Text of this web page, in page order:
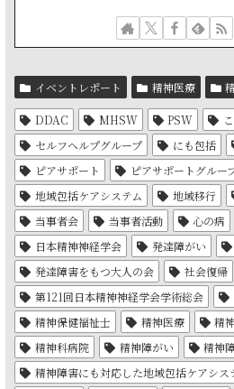
イベントレポート 精神医療
DDAC MHSW PSW
セルフヘルプグループ
にも包括
ピアサポート
ピアサポートグルー
地域包括ケアシステム
地域移行
当事者会
当事者活動 心の病
日本精神神経学会
発達障がい
発達障害をもつ大人の会
社会復帰
第121回日本精神神経学会学術総会
精神保健福祉士
精神医療 精
精神科病院
精神障がい
精神
精神障害にも対応した地域包括ケアシス